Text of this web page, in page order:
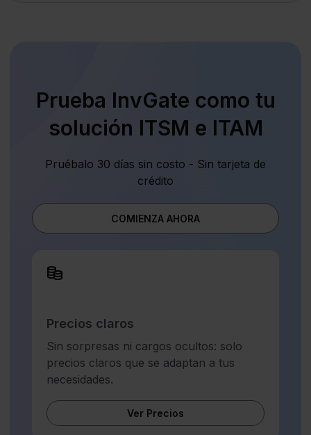
Prueba InvGate como tu
solución ITSM e ITAM
Pruébalo 30 días sin costo - Sin tarjeta de
crédito
COMIENZA AHORA
Precios claros
Sin sorpresas ni cargos ocultos: solo
precios claros que se adaptan a tus
necesidades.
Ver Precios